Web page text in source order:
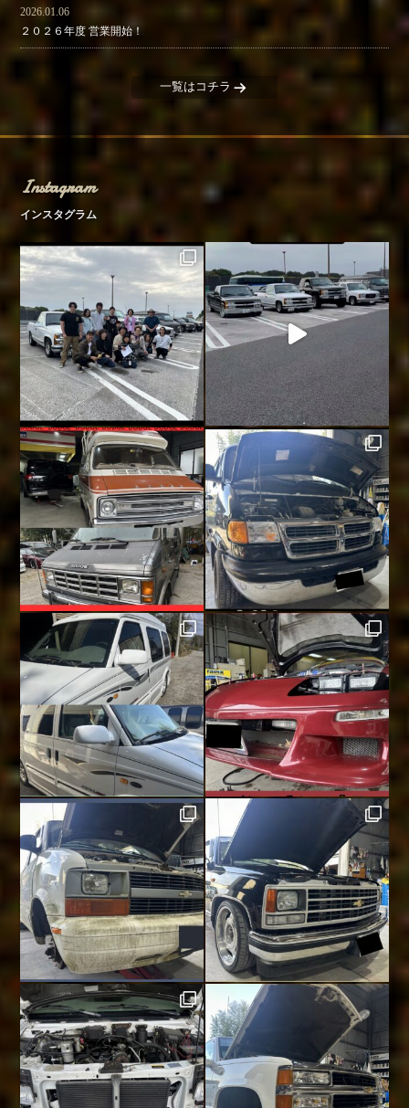
2026.01.06
２０２６年度 営業開始！
一覧はコチラ
Instagram
インスタグラム